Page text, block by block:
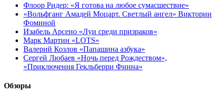
Флоор Ридер: «Я готова на любое сумасшествие»
«Вольфганг Амадей Моцарт. Светлый ангел» Виктории
Фоминой
Изабель Арсено «Луи среди призраков»
Марк Мартин «LOTS»
Валерий Козлов «Папашина азбука»
Сергей Любаев «Ночь перед Рождеством»,
«Приключения Гекльберри Финна»
Обзоры